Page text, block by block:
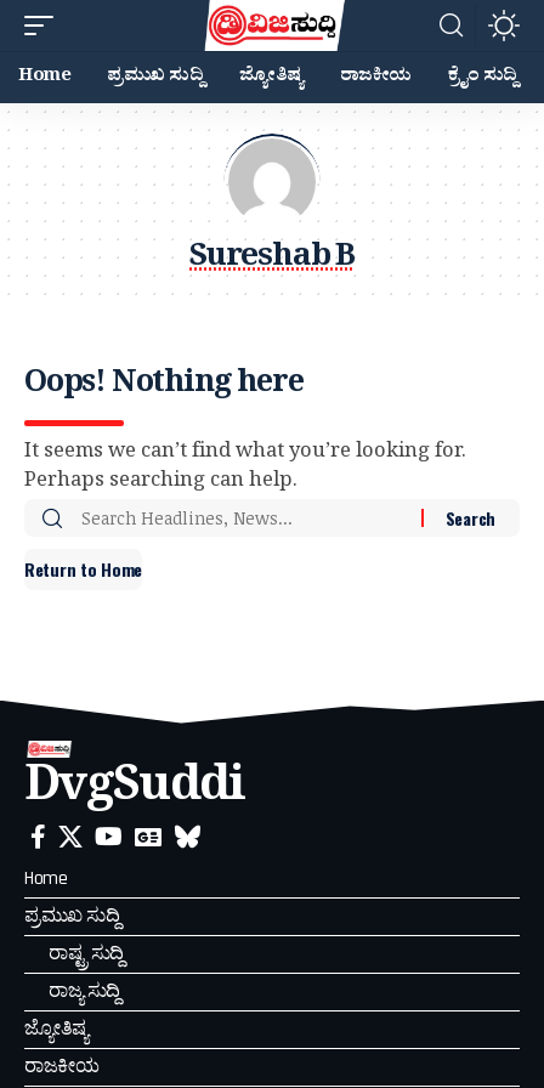
Home ಪ್ರಮುಖ ಸುದ್ದಿ ಜ್ಯೋತಿಷ್ಯ ರಾಜಕೀಯ ಕ್ರೈಂ ಸುದ್ದಿ
Sureshab B
Oops! Nothing here
It seems we can’t find what you’re looking for.
Perhaps searching can help.
Return to Home
DvgSuddi
Home
ಪ್ರಮುಖ ಸುದ್ದಿ
ರಾಷ್ಟ್ರ ಸುದ್ದಿ
ರಾಜ್ಯ ಸುದ್ದಿ
ಜ್ಯೋತಿಷ್ಯ
ರಾಜಕೀಯ